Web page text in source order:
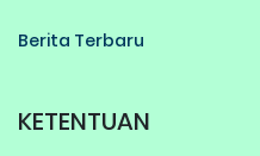
Berita Terbaru
KETENTUAN